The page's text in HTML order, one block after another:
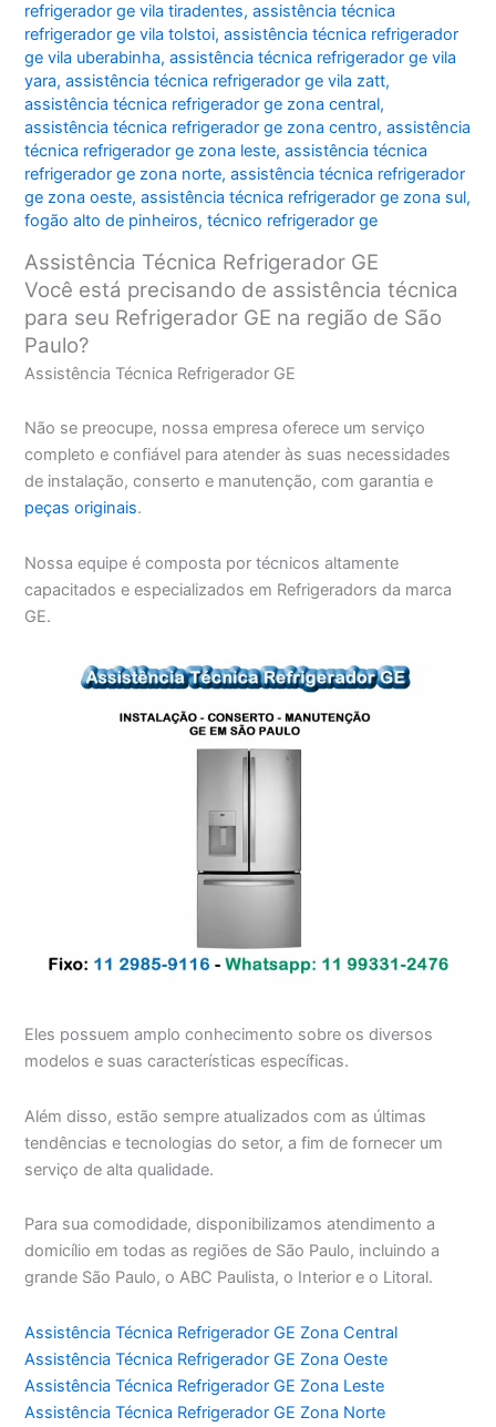
refrigerador ge vila tiradentes,assistência técnica
refrigerador ge vila tolstoi,assistência técnica refrigerador
ge vila uberabinha,assistência técnica refrigerador ge vila
yara,assistência técnica refrigerador ge vila zatt,
assistência técnica refrigerador ge zona central,
assistência técnica refrigerador ge zona centro,assistência
técnica refrigerador ge zona leste,assistência técnica
refrigerador ge zona norte,assistência técnica refrigerador
ge zona oeste,assistência técnica refrigerador ge zona sul,
fogão alto de pinheiros,técnico refrigerador ge
Assistência Técnica Refrigerador GE
Você está precisando de assistência técnica
para seu Refrigerador GE na região de São
Paulo?
Assistência Técnica Refrigerador GE
Não se preocupe, nossa empresa oferece um serviço
completo e confiável para atender às suas necessidades
de instalação, conserto e manutenção, com garantia e
peças originais.
Nossa equipe é composta por técnicos altamente
capacitados e especializados em Refrigeradors da marca
GE.
Eles possuem amplo conhecimento sobre os diversos
modelos e suas características específicas.
Além disso, estão sempre atualizados com as últimas
tendências e tecnologias do setor, a fim de fornecer um
serviço de alta qualidade.
Para sua comodidade, disponibilizamos atendimento a
domicílio em todas as regiões de São Paulo, incluindo a
grande São Paulo, o ABC Paulista, o Interior e o Litoral.
Assistência Técnica Refrigerador GE Zona Central
Assistência Técnica Refrigerador GE Zona Oeste
Assistência Técnica Refrigerador GE Zona Leste
Assistência Técnica Refrigerador GE Zona Norte